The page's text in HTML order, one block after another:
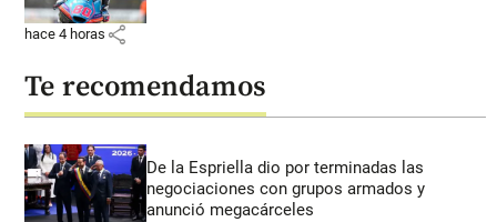
hace 4 horas share
Te recomendamos
De la Espriella dio por terminadas las
negociaciones con grupos armados y
anunció megacárceles